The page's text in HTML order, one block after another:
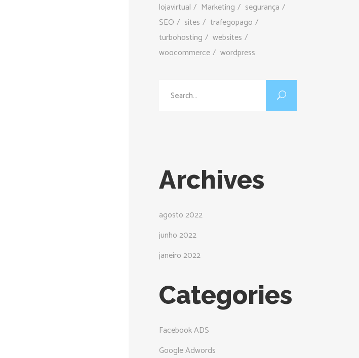
lojavirtual
Marketing
segurança
SEO
sites
trafegopago
turbohosting
websites
woocommerce
wordpress
Archives
agosto 2022
junho 2022
janeiro 2022
Categories
Facebook ADS
Google Adwords